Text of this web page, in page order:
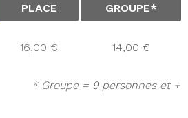
PLACE
GROUPE*
16,00 € 14,00 €
* Groupe = 9 personnes et +